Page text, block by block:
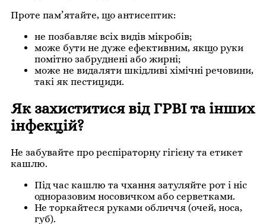
Проте пам’ятайте, що антисептик:
не позбавляє всіх видів мікробів;
може бути не дуже ефективним, якщо руки
помітно забруднені або жирні;
може не видаляти шкідливі хімічні речовини,
такі як пестициди.
Як захиститися від ГРВІ та інших
інфекцій?
Не забувайте про респіраторну гігієну та етикет
кашлю.
Під час кашлю та чхання затуляйте рот і ніс
одноразовим носовичком або серветками.
Не торкайтеся руками обличчя (очей, носа,
губ).